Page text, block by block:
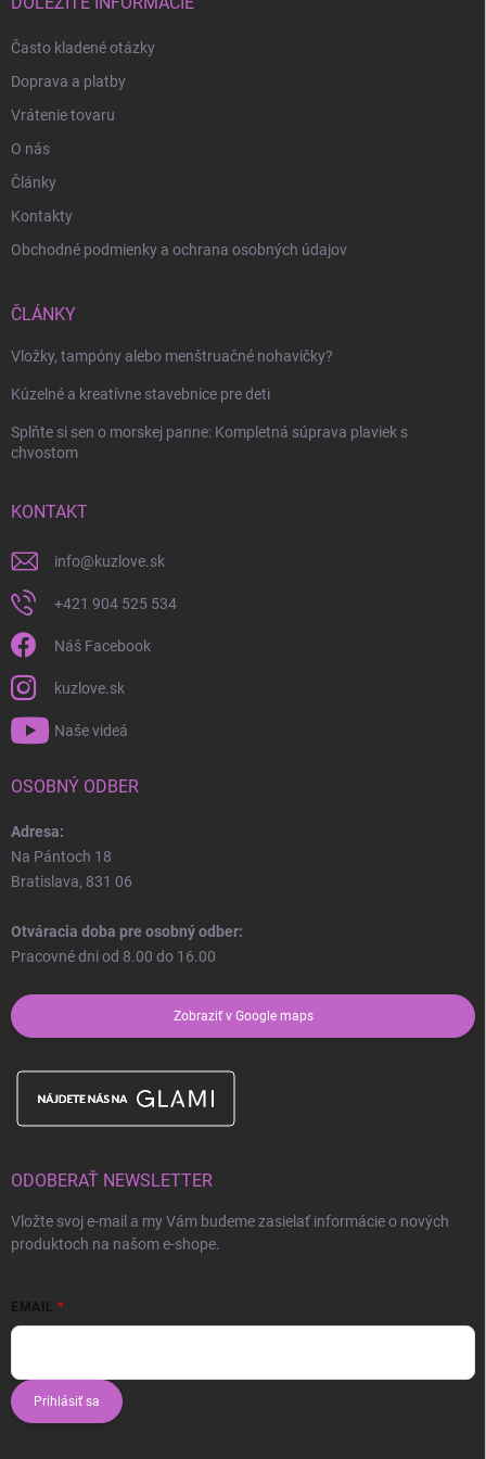
Často kladené otázky
Doprava a platby
Vrátenie tovaru
O nás
Články
Kontakty
Obchodné podmienky a ochrana osobných údajov
ČLÁNKY
Vložky, tampóny alebo menštruačné nohavičky?
Kúzelné a kreatívne stavebnice pre deti
Splňte si sen o morskej panne: Kompletná súprava plaviek s
chvostom
KONTAKT
info@kuzlove.sk
+421 904 525 534
Náš Facebook
kuzlove.sk
Naše videá
OSOBNÝ ODBER
Adresa:
Na Pántoch 18
Bratislava, 831 06
Otváracia doba pre osobný odber:
Pracovné dni od 8.00 do 16.00
Zobraziť v Google maps
ODOBERAŤ NEWSLETTER
Vložte svoj e-mail a my Vám budeme zasielať informácie o nových
produktoch na našom e-shope.
EMAIL
Prihlásiť sa